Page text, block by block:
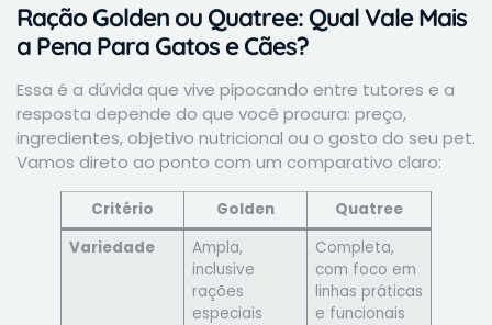
Ração Golden ou Quatree: Qual Vale Mais
a Pena Para Gatos e Cães?
Essa é a dúvida que vive pipocando entre tutores e a
resposta depende do que você procura: preço,
ingredientes, objetivo nutricional ou o gosto do seu pet.
Vamos direto ao ponto com um comparativo claro:
Critério Golden
Quatree
Variedade
Ampla,
inclusive
rações
especiais
Completa,
com foco em
linhas práticas
e funcionais